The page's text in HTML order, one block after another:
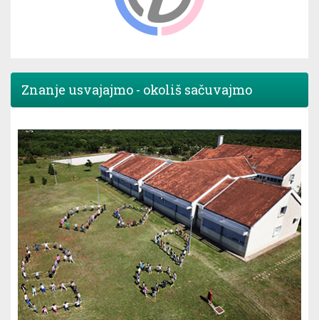
Znanje usvajajmo - okoliš sačuvajmo